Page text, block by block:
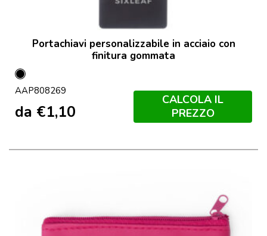
Portachiavi personalizzabile in acciaio con
finitura gommata
Nero
AAP808269
da €1,10
CALCOLA IL
PREZZO